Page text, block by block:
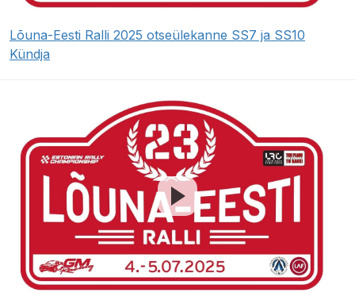
Lõuna-Eesti Ralli 2025 otseülekanne SS7 ja SS10
Kündja